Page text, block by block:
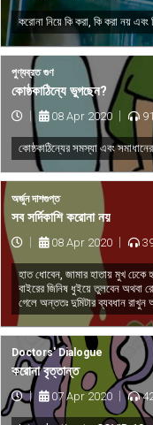
করোনা নিয়ে কি করা, কি করা নয় এবং
পুণ্যব্রত গুণ
কোষ্ঠকাঠিন্যে ভুগছেন?
08 Apr 2020
কোষ্ঠকাঠিন্যের সমস্যা এবং
অর্জুন দাশগুপ্ত
সব সর্দিকাশি করোনা নয়
08 Apr 2020
হাত ধোবেন, জামার হাতায় মুখ ঢেকে
বাইরের জিনিষ ধুইয়ে তুলবেন অথবা
গেলে অন্ততঃ দুমিটার ব্যবধান রাখুন
Doctors' Dialogue
করোনা বৃত্তান্ত
07 Apr 2020